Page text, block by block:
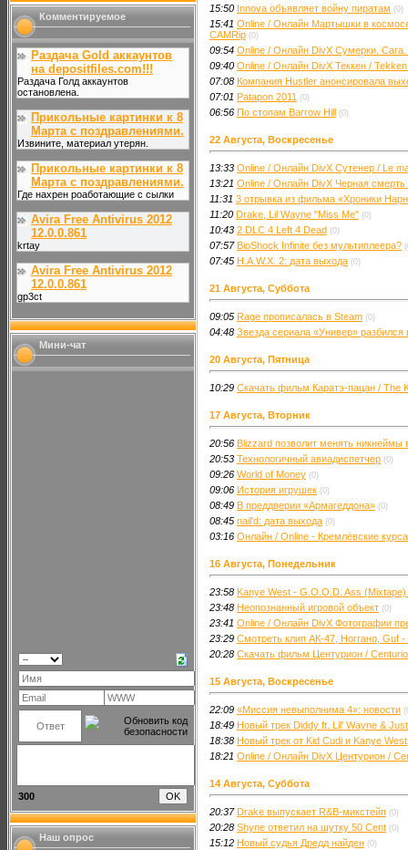
Комментируемое
Раздача Gold аккаунтов
на depositfiles.com!!!
Раздача Голд аккаунтов
остановлена.
Прикольные картинки к 8
Марта с поздравлениями.
Извините, материал утерян.
Прикольные картинки к 8
Марта с поздравлениями.
Где нахрен роаботающие с сылки
Avira Free Antivirus 2012
12.0.0.861
krtay
Avira Free Antivirus 2012
12.0.0.861
gp3ct
Мини-чат
300
Наш опрос
15:50 Innova объявляет войну пиратам (0)
15:41 Online / Онлайн Мартышки в
CAMRip (0)
09:54 Online / Онлайн DivX Сумерки.
09:40 Online / Онлайн DivX Теккен /
07:08 Компания Hustler анонсировала
07:01 Patapon 2011 (0)
06:56 По стопам Barrow Hill (0)
22 Августа, Воскресенье
13:33 Online / Онлайн DivX Сутенер / Le
13:21 Online / Онлайн DivX Черная
11:31 3 отрывка из фильма «Хроники
11:20 Drake, Lil Wayne "Miss Me" (0)
10:43 2 DLC 4 Left 4 Dead (0)
07:57 BioShock Infinite без мультиплеера?
07:45 H.A.W.X. 2: дата выхода (0)
21 Августа, Суббота
09:05 Rage прописалась в Steam (0)
04:48 Звезда сериала «Универ»
20 Августа, Пятница
10:29 Скачать фильм Каратэ-пацан / The
17 Августа, Вторник
20:56 Blizzard позволит менять никнеймы
20:53 Технологичный авиадиспетчер (0)
09:26 World of Money (0)
09:06 История игрушек (0)
08:49 В преддверии «Армагеддона» (0)
08:45 nail'd: дата выхода (0)
03:16 Онлайн / Online - Кремлёвские
16 Августа, Понедельник
23:58 Kanye West - G.O.O.D. Ass (Mixtape)
23:48 Неопознанный игровой объект (0)
23:41 Online / Онлайн DivX Фотографии
23:29 Смотреть клип АК-47, Ноггано, Guf
20:28 Скачать фильм Центурион /
15 Августа, Воскресенье
22:09 «Миссия невыполнима 4»: новости
18:49 Новый трек Diddy ft. Lil' Wayne &
18:38 Новый трек от Kid Cudi и Kanye West
18:21 Online / Онлайн DivX Центурион /
14 Августа, Суббота
20:37 Drake выпускает R&B-микстейп (0)
20:28 Shyne ответил на шутку 50 Cent (0)
15:12 Новый судья Дредд найден (0)